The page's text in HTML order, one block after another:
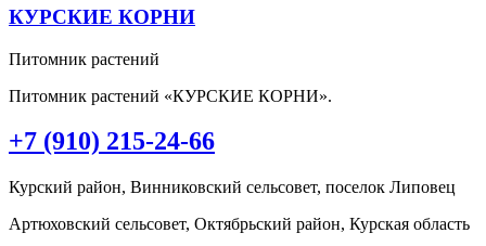
КУРСКИЕ КОРНИ
Питомник растений
Питомник растений «КУРСКИЕ КОРНИ».
+7 (910) 215-24-66
Курский район, Винниковский сельсовет, поселок Липовец
Артюховский сельсовет, Октябрьский район, Курская область